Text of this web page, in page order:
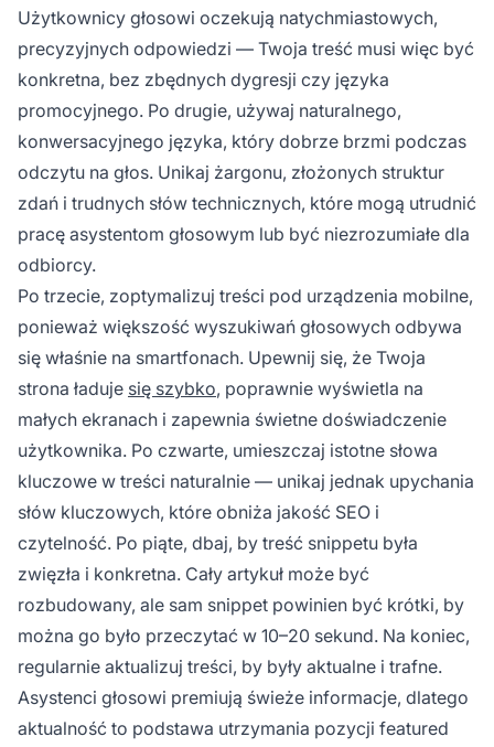
Użytkownicy głosowi oczekują natychmiastowych,
precyzyjnych odpowiedzi — Twoja treść musi więc być
konkretna, bez zbędnych dygresji czy języka
promocyjnego. Po drugie, używaj naturalnego,
konwersacyjnego języka, który dobrze brzmi podczas
odczytu na głos. Unikaj żargonu, złożonych struktur
zdań i trudnych słów technicznych, które mogą utrudnić
pracę asystentom głosowym lub być niezrozumiałe dla
odbiorcy.
Po trzecie, zoptymalizuj treści pod urządzenia mobilne,
ponieważ większość wyszukiwań głosowych odbywa
się właśnie na smartfonach. Upewnij się, że Twoja
strona ładuje się szybko, poprawnie wyświetla na
małych ekranach i zapewnia świetne doświadczenie
użytkownika. Po czwarte, umieszczaj istotne słowa
kluczowe w treści naturalnie — unikaj jednak upychania
słów kluczowych, które obniża jakość SEO i
czytelność. Po piąte, dbaj, by treść snippetu była
zwięzła i konkretna. Cały artykuł może być
rozbudowany, ale sam snippet powinien być krótki, by
można go było przeczytać w 10–20 sekund. Na koniec,
regularnie aktualizuj treści, by były aktualne i trafne.
Asystenci głosowi premiują świeże informacje, dlatego
aktualność to podstawa utrzymania pozycji featured